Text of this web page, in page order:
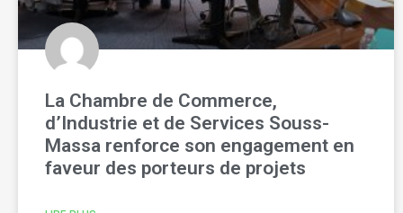
La Chambre de Commerce,
d’Industrie et de Services Souss-
Massa renforce son engagement en
faveur des porteurs de projets